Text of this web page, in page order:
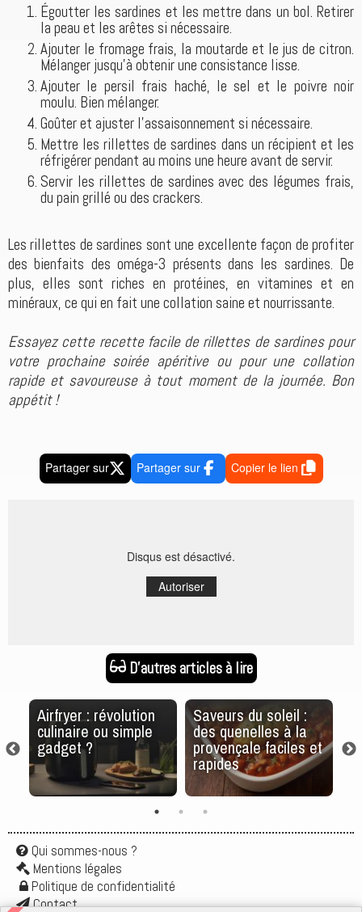
Égoutter les sardines et les mettre dans un bol. Retirer
la peau et les arêtes si nécessaire.
Ajouter le fromage frais, la moutarde et le jus de citron.
Mélanger jusqu'à obtenir une consistance lisse.
Ajouter le persil frais haché, le sel et le poivre noir
moulu. Bien mélanger.
Goûter et ajuster l'assaisonnement si nécessaire.
Mettre les rillettes de sardines dans un récipient et les
réfrigérer pendant au moins une heure avant de servir.
Servir les rillettes de sardines avec des légumes frais,
du pain grillé ou des crackers.
Les rillettes de sardines sont une excellente façon de profiter
des bienfaits des oméga-3 présents dans les sardines. De
plus, elles sont riches en protéines, en vitamines et en
minéraux, ce qui en fait une collation saine et nourrissante.
Essayez cette recette facile de rillettes de sardines pour
votre prochaine soirée apéritive ou pour une collation
rapide et savoureuse à tout moment de la journée. Bon
appétit !
Partager sur Partager sur Copier le lien
Disqus est désactivé.
Autoriser
D'autres articles à lire
Airfryer : révolution
culinaire ou simple
gadget ?
Saveurs du soleil :
des quenelles à la
provençale faciles et
rapides
Qui sommes-nous ?
Mentions légales
Politique de confidentialité
Contact